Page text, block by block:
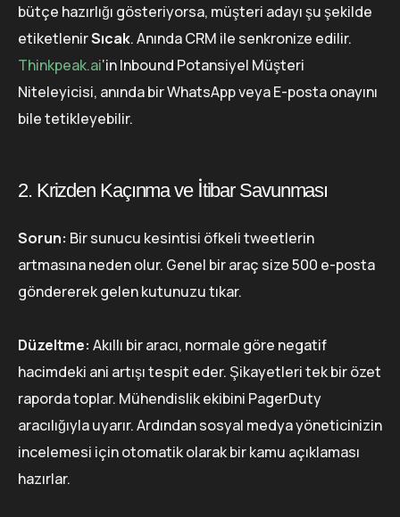
bütçe hazırlığı gösteriyorsa, müşteri adayı şu şekilde
etiketlenirSıcak. Anında CRM ile senkronize edilir.
Thinkpeak.ai‘in Inbound Potansiyel Müşteri
Niteleyicisi, anında bir WhatsApp veya E-posta onayını
bile tetikleyebilir.
2. Krizden Kaçınma ve İtibar Savunması
Sorun: Bir sunucu kesintisi öfkeli tweetlerin
artmasına neden olur. Genel bir araç size 500 e-posta
göndererek gelen kutunuzu tıkar.
Düzeltme: Akıllı bir aracı, normale göre negatif
hacimdeki ani artışı tespit eder. Şikayetleri tek bir özet
raporda toplar. Mühendislik ekibini PagerDuty
aracılığıyla uyarır. Ardından sosyal medya yöneticinizin
incelemesi için otomatik olarak bir kamu açıklaması
hazırlar.